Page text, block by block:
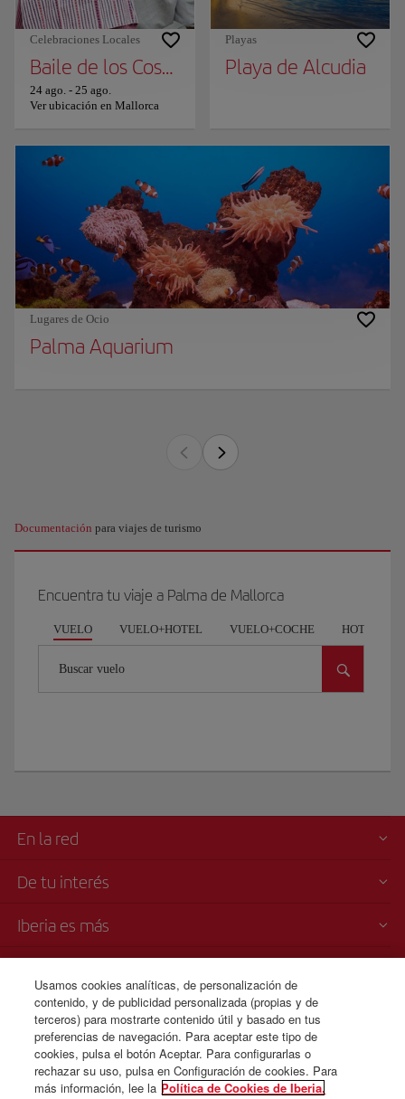
Celebraciones Locales
Baile de los Cossiers
24 ago. - 25 ago.
Ver ubicación en Mallorca
Playas
Playa de Alcudia
Lugares de Ocio
Palma Aquarium
Documentación para viajes de turismo
Encuentra tu viaje a Palma de Mallorca
VUELO VUELO+HOTEL VUELO+COCHE HOTEL
Buscar vuelo
En la red
De tu interés
Iberia es más
Venta telefónica
+30 21 1198 0095
Lunes a domingo 00:00 - 24:00 horas (español e inglés).
Usamos cookies analíticas, de personalización de
contenido, y de publicidad personalizada (propias y de
terceros) para mostrarte contenido útil y basado en tus
preferencias de navegación. Para aceptar este tipo de
cookies, pulsa el botón Aceptar. Para configurarlas o
rechazar su uso, pulsa en Configuración de cookies. Para
más información, lee la Política de Cookies de Iberia.